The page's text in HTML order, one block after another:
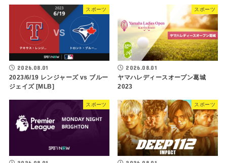
スポーツ
2026.08.01
2023/6/19 レンジャーズ vs ブルー
ジェイズ [MLB]
スポーツ
2026.08.01
ヤマハレディースオープン葛城
2023
スポーツ スポーツ